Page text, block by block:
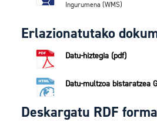
Ingurumena (WMS)
Erlazionatutako
Datu-hiztegia (pdf)
Datu-multzoa bistaratzea
Deskargatu RDF